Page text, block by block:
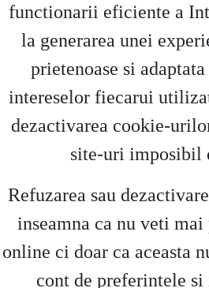
functionarii eficiente a
la generarea unei
prietenoase si
intereselor fiecarui
dezactivarea cookie-
site-uri imposibil
Refuzarea sau
inseamna ca nu veti
online ci doar ca aceasta
cont de preferintele si